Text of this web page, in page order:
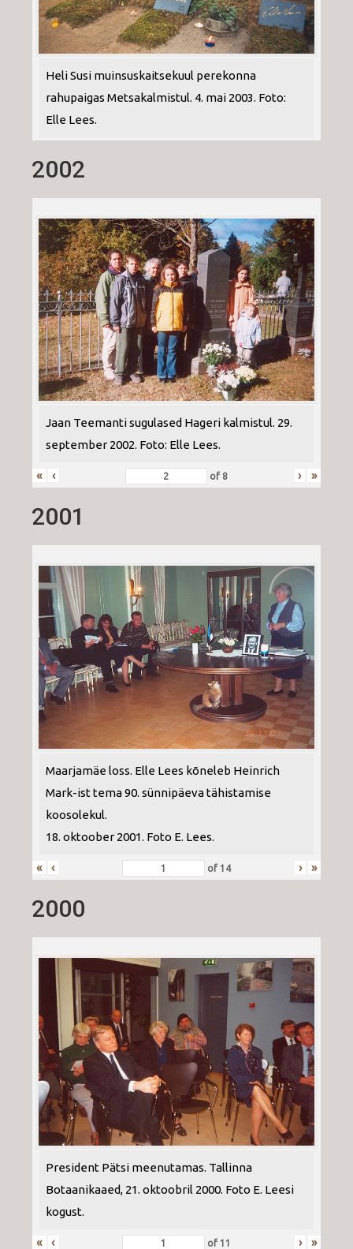
Heli Susi muinsuskaitsekuul perekonna
rahupaigas Metsakalmistul. 4. mai 2003. Foto:
Elle Lees.
2002
Jaan Teemanti sugulased Hageri kalmistul. 29.
september 2002. Foto: Elle Lees.
« ‹ of 8 › »
2001
Maarjamäe loss. Elle Lees kõneleb Heinrich
Mark-ist tema 90. sünnipäeva tähistamise
koosolekul.
18. oktoober 2001. Foto E. Lees.
« ‹ of14 › »
2000
President Pätsi meenutamas. Tallinna
Botaanikaaed, 21. oktoobril 2000. Foto E. Leesi
kogust.
« ‹ of11 › »